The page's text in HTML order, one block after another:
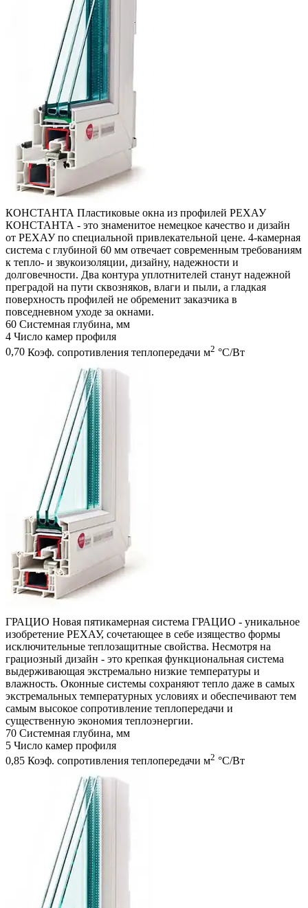
КОНСТАНТА Пластиковые окна из профилей РЕХАУ
КОНСТАНТА - это знаменитое немецкое качество и дизайн
от РЕХАУ по специальной привлекательной цене. 4-камерная
система с глубиной 60 мм отвечает современным требованиям
к тепло- и звукоизоляции, дизайну, надежности и
долговечности. Два контура уплотнителей станут надежной
преградой на пути сквозняков, влаги и пыли, а гладкая
поверхность профилей не обременит заказчика в
повседневном уходе за окнами.
60 Системная глубина, мм
4 Число камер профиля
0,70 Коэф. сопротивления теплопередачи м2 °С/Вт
ГРАЦИО Новая пятикамерная система ГРАЦИО - уникальное
изобретение РЕХАУ, сочетающее в себе изящество формы
исключительные теплозащитные свойства. Несмотря на
грациозный дизайн - это крепкая функциональная система
выдерживающая экстремально низкие температуры и
влажность. Оконные системы сохраняют тепло даже в самых
экстремальных температурных условиях и обеспечивают тем
самым высокое сопротивление теплопередачи и
существенную экономия теплоэнергии.
70 Системная глубина, мм
5 Число камер профиля
0,85 Коэф. сопротивления теплопередачи м2 °С/Вт